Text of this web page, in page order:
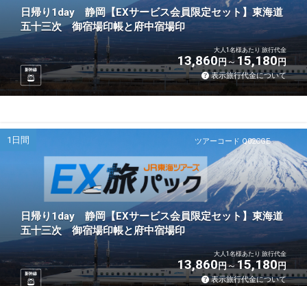
日帰り1day 静岡【EXサービス会員限定セット】東海道
五十三次 御宿場印帳と府中宿場印
新幹線
大人1名様あたり 旅行代金
13,860円 15,180円
表示旅行代金について
ツアーコード Q02CGE
1日間
日帰り1day 静岡【EXサービス会員限定セット】東海道
五十三次 御宿場印帳と府中宿場印
新幹線
大人1名様あたり 旅行代金
13,860円 15,180円
表示旅行代金について